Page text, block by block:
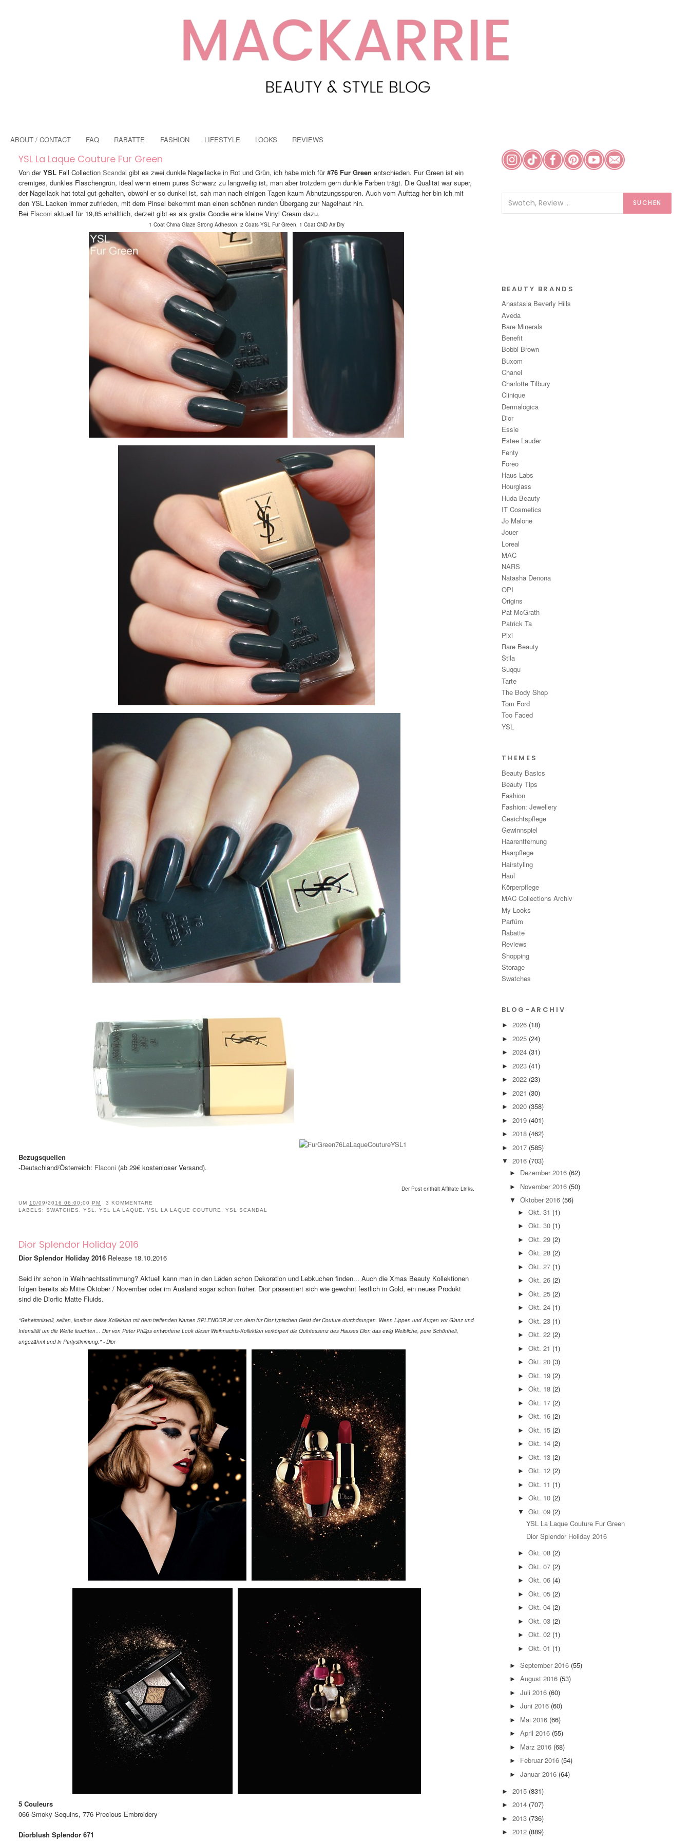
ABOUT / CONTACT FAQ RABATTE FASHION LIFESTYLE LOOKS REVIEWS
YSL La Laque Couture Fur Green
Von derYSL Fall CollectionScandalgibt es zwei dunkle Nagellacke in Rot und Grün, ich habe mich für#76 Fur Green entschieden. Fur Green ist ein
cremiges, dunkles Flaschengrün, ideal wenn einem pures Schwarz zu langweilig ist, man aber trotzdem gern dunkle Farben trägt. Die Qualität war super,
der Nagellack hat total gut gehalten, obwohl er so dunkel ist, sah man nach einigen Tagen kaum Abnutzungsspuren. Auch vom Aufttag her bin ich mit
den YSL Lacken immer zufrieden, mit dem Pinsel bekommt man einen schönen runden Übergang zur Nagelhaut hin.
Bei Flaconi aktuell für 19,85 erhältlich, derzeit gibt es als gratis Goodie eine kleine Vinyl Cream dazu.
1 Coat China Glaze Strong Adhesion, 2 Coats YSL Fur Green, 1 Coat CND Air Dry
Bezugsquellen
-Deutschland/Österreich: Flaconi (ab 29€ kostenloser Versand).
Der Post enthält Affiliate Links.
UM 10/09/2016 06:00:00 PM
3 KOMMENTARE
LABELS:SWATCHES ,YSL ,YSL LA LAQUE ,YSL LA LAQUE COUTURE ,YSL SCANDAL
Dior Splendor Holiday 2016
Dior Splendor Holiday 2016 Release 18.10.2016
Seid ihr schon in Weihnachtsstimmung? Aktuell kann man in den Läden schon Dekoration und Lebkuchen finden... Auch die Xmas Beauty Kollektionen
folgen bereits ab Mitte Oktober / November oder im Ausland sogar schon früher. Dior präsentiert sich wie gewohnt festlich in Gold, ein neues Produkt
sind die Diorfic Matte Fluids.
"Geheimnisvoll, selten, kostbar- diese Kollektion mit dem treffenden Namen SPLENDOR ist von dem für Dior typischen Geist der Couture durchdrungen. Wenn Lippen und Augen vor Glanz und
Intensität um die Wette leuchten… Der von Peter Philips entworfene Look dieser Weihnachts-Kollektion verkörpert die Quintessenz des Hauses Dior: das ewig Weibliche, pure Schönheit,
ungezähmt und in Partystimmung." - Dior
5 Couleurs
066 Smoky Sequins, 776 Precious Embroidery
Diorblush Splendor 671
SUCHEN
BEAUTY BRANDS
Anastasia Beverly Hills
Aveda
Bare Minerals
Benefit
Bobbi Brown
Buxom
Chanel
Charlotte Tilbury
Clinique
Dermalogica
Dior
Essie
Estee Lauder
Fenty
Foreo
Haus Labs
Hourglass
Huda Beauty
IT Cosmetics
Jo Malone
Jouer
Loreal
MAC
NARS
Natasha Denona
OPI
Origins
Pat McGrath
Patrick Ta
Pixi
Rare Beauty
Stila
Suqqu
Tarte
The Body Shop
Tom Ford
Too Faced
YSL
THEMES
Beauty Basics
Beauty Tips
Fashion
Fashion: Jewellery
Gesichtspflege
Gewinnspiel
Haarentfernung
Haarpflege
Hairstyling
Haul
Körperpflege
MAC Collections Archiv
My Looks
Parfüm
Rabatte
Reviews
Shopping
Storage
Swatches
BLOG-ARCHIV
► 2026 (18)
► 2025 (24)
► 2024 (31)
► 2023 (41)
► 2022 (23)
► 2021 (30)
► 2020 (358)
► 2019 (401)
► 2018 (462)
► 2017 (585)
▼ 2016 (703)
► Dezember 2016 (62)
► November 2016 (50)
▼Oktober 2016 (56)
► Okt. 31 (1)
► Okt. 30 (1)
► Okt. 29 (2)
► Okt. 28 (2)
► Okt. 27 (1)
► Okt. 26 (2)
► Okt. 25 (2)
► Okt. 24 (1)
► Okt. 23 (1)
► Okt. 22 (2)
► Okt. 21 (1)
► Okt. 20 (3)
► Okt. 19 (2)
► Okt. 18 (2)
► Okt. 17 (2)
► Okt. 16 (2)
► Okt. 15 (2)
► Okt. 14 (2)
► Okt. 13 (2)
► Okt. 12 (2)
► Okt. 11 (1)
► Okt. 10 (2)
▼ Okt. 09 (2)
YSL La Laque Couture Fur Green
Dior Splendor Holiday 2016
► Okt. 08 (2)
► Okt. 07 (2)
► Okt. 06 (4)
► Okt. 05 (2)
► Okt. 04 (2)
► Okt. 03 (2)
► Okt. 02 (1)
► Okt. 01 (1)
►September 2016 (55)
►August 2016 (53)
►Juli 2016 (60)
►Juni 2016 (60)
► Mai 2016 (66)
►April 2016 (55)
► März 2016 (68)
► Februar 2016 (54)
►Januar 2016 (64)
► 2015 (831)
► 2014 (707)
► 2013 (736)
► 2012 (889)